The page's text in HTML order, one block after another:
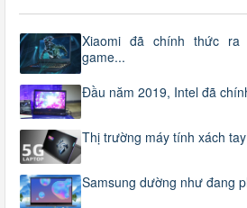
Xiaomi đã chính thức ra
game...
Đầu năm 2019, Intel đã
Thị trường máy tính xách
Samsung dường như đang